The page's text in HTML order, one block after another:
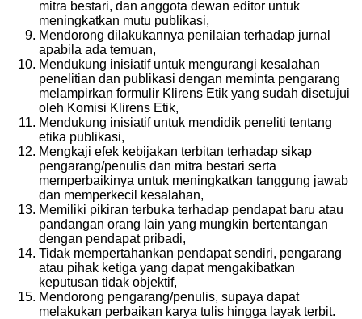
mitra bestari, dan anggota dewan editor untuk
meningkatkan mutu publikasi,
Mendorong dilakukannya penilaian terhadap jurnal
apabila ada temuan,
Mendukung inisiatif untuk mengurangi kesalahan
penelitian dan publikasi dengan meminta pengarang
melampirkan formulir Klirens Etik yang sudah disetujui
oleh Komisi Klirens Etik,
Mendukung inisiatif untuk mendidik peneliti tentang
etika publikasi,
Mengkaji efek kebijakan terbitan terhadap sikap
pengarang/penulis dan mitra bestari serta
memperbaikinya untuk meningkatkan tanggung jawab
dan memperkecil kesalahan,
Memiliki pikiran terbuka terhadap pendapat baru atau
pandangan orang lain yang mungkin bertentangan
dengan pendapat pribadi,
Tidak mempertahankan pendapat sendiri, pengarang
atau pihak ketiga yang dapat mengakibatkan
keputusan tidak objektif,
Mendorong pengarang/penulis, supaya dapat
melakukan perbaikan karya tulis hingga layak terbit.